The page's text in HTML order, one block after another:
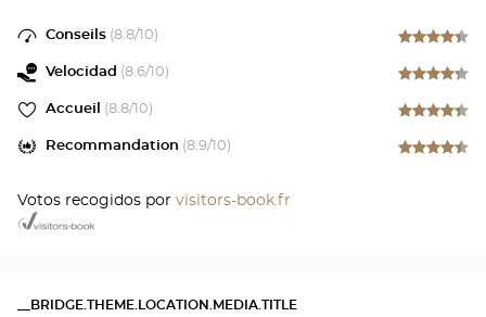
Conseils (8.8/10)
Velocidad (8.6/10)
Accueil (8.8/10)
Recommandation (8.9/10)
Votos recogidos por visitors-book.fr
__BRIDGE.THEME.LOCATION.MEDIA.TITLE